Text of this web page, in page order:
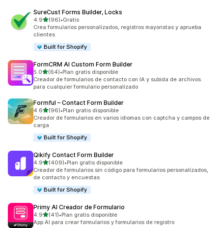
SureCust Forms Builder, Locks
4.9de 5 estrellas
(96)
96 reseñas en total
•Gratis
Crea formularios personalizados, registros mayoristas y aprueba
clientes
Built for Shopify
FormCRM AI Custom Form Builder
5.0de 5 estrellas
(64)
64 reseñas en total
•Plan gratis disponible
Creador de formularios de contacto con IA y subida de archivos
para cualquier formulario personalizado
Formful – Contact Form Builder
4.6de 5 estrellas
(96)
96 reseñas en total
•Plan gratis disponible
Creador de formularios en varios idiomas con captcha y campos de
carga
Built for Shopify
Qikify Contact Form Builder
4.9de 5 estrellas
(409)
409 reseñas en total
•Plan gratis disponible
Creador de formularios sin código para formularios personalizados,
de contacto y encuestas
Built for Shopify
Primy AI Creador de Formulario
4.9de 5 estrellas
(41)
41 reseñas en total
•Plan gratis disponible
App AI para crear formularios y formularios de registro